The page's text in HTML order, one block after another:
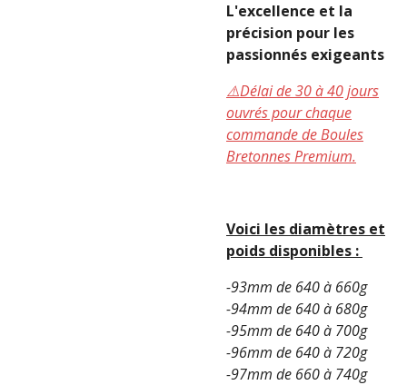
L'excellence et la
précision pour les
passionnés exigeants
⚠️Délai de 30 à 40 jours
ouvrés pour chaque
commande de Boules
Bretonnes Premium.
Voici les diamètres et
poids disponibles :
-93mm de 640 à 660g
-94mm de 640 à 680g
-95mm de 640 à 700g
-96mm de 640 à 720g
-97mm de 660 à 740g